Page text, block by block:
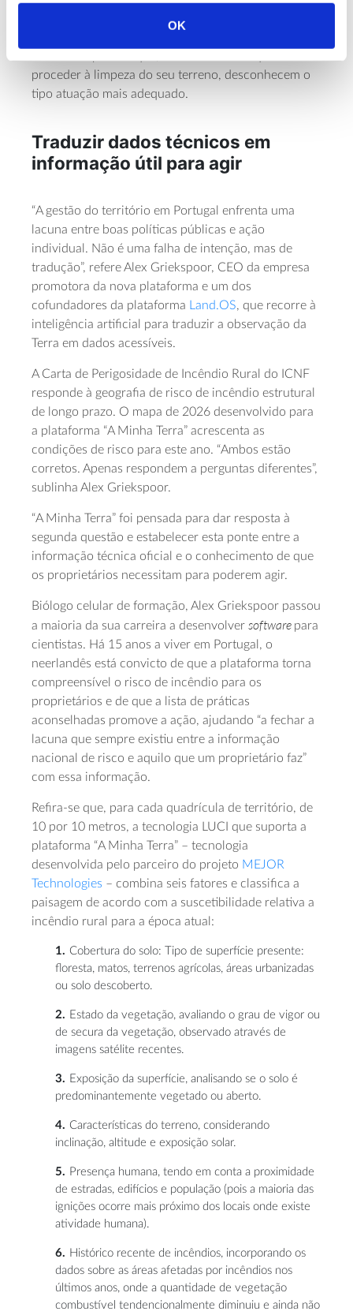
OK
estão menos habituados a gerir e prevenir este risco.
proceder à limpeza do seu terreno, desconhecem o
tipo atuação mais adequado.
Traduzir dados técnicos em
informação útil para agir
“A gestão do território em Portugal enfrenta uma
lacuna entre boas políticas públicas e ação
individual. Não é uma falha de intenção, mas de
tradução”, refere Alex Griekspoor, CEO da empresa
promotora da nova plataforma e um dos
cofundadores da plataforma Land.OS, que recorre à
inteligência artificial para traduzir a observação da
Terra em dados acessíveis.
A Carta de Perigosidade de Incêndio Rural do ICNF
responde à geografia de risco de incêndio estrutural
de longo prazo. O mapa de 2026 desenvolvido para
a plataforma “A Minha Terra” acrescenta as
condições de risco para este ano. “Ambos estão
corretos. Apenas respondem a perguntas diferentes”,
sublinha Alex Griekspoor.
“A Minha Terra” foi pensada para dar resposta à
segunda questão e estabelecer esta ponte entre a
informação técnica oficial e o conhecimento de que
os proprietários necessitam para poderem agir.
Biólogo celular de formação, Alex Griekspoor passou
a maioria da sua carreira a desenvolver software para
cientistas. Há 15 anos a viver em Portugal, o
neerlandês está convicto de que a plataforma torna
compreensível o risco de incêndio para os
proprietários e de que a lista de práticas
aconselhadas promove a ação, ajudando “a fechar a
lacuna que sempre existiu entre a informação
nacional de risco e aquilo que um proprietário faz”
com essa informação.
Refira-se que, para cada quadrícula de território, de
10 por 10 metros, a tecnologia LUCI que suporta a
plataforma “A Minha Terra” – tecnologia
desenvolvida pelo parceiro do projeto MEJOR
Technologies – combina seis fatores e classifica a
paisagem de acordo com a suscetibilidade relativa a
incêndio rural para a época atual:
Cobertura do solo: Tipo de superfície presente:
floresta, matos, terrenos agrícolas, áreas urbanizadas
ou solo descoberto.
Estado da vegetação, avaliando o grau de vigor ou
de secura da vegetação, observado através de
imagens satélite recentes.
Exposição da superfície, analisando se o solo é
predominantemente vegetado ou aberto.
Características do terreno, considerando
inclinação, altitude e exposição solar.
Presença humana, tendo em conta a proximidade
de estradas, edifícios e população (pois a maioria das
ignições ocorre mais próximo dos locais onde existe
atividade humana).
Histórico recente de incêndios, incorporando os
dados sobre as áreas afetadas por incêndios nos
últimos anos, onde a quantidade de vegetação
combustível tendencionalmente diminuiu e ainda não